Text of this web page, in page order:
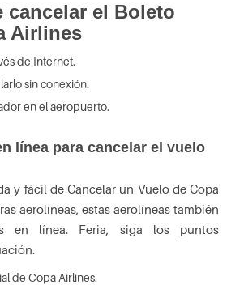
cancelar el Boleto
Airlines
de Internet.
sin conexión.
en el aeropuerto.
línea para cancelar el vuelo
y fácil de Cancelar un Vuelo de Copa
aerolíneas, estas aerolíneas también
en línea. Feria, siga los puntos
de Copa Airlines.